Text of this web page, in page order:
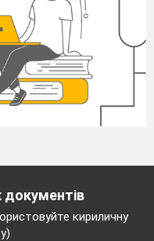
документів
кириличну